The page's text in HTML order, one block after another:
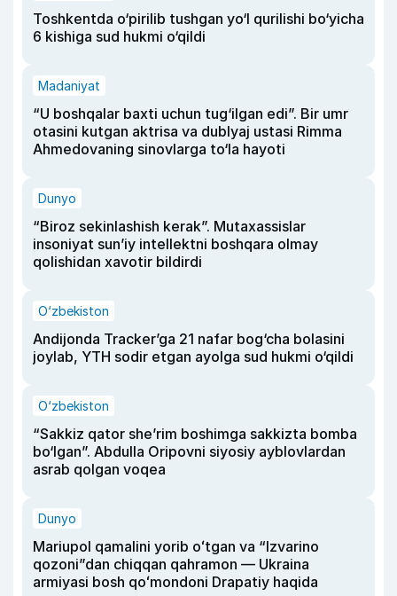
Toshkentda o‘pirilib tushgan yo‘l qurilishi bo‘yicha
6 kishiga sud hukmi o‘qildi
Madaniyat
“U boshqalar baxti uchun tug‘ilgan edi”. Bir umr
otasini kutgan aktrisa va dublyaj ustasi Rimma
Ahmedovaning sinovlarga to‘la hayoti
Dunyo
“Biroz sekinlashish kerak”. Mutaxassislar
insoniyat sun’iy intellektni boshqara olmay
qolishidan xavotir bildirdi
O‘zbekiston
Andijonda Tracker’ga 21 nafar bog‘cha bolasini
joylab, YTH sodir etgan ayolga sud hukmi o‘qildi
O‘zbekiston
“Sakkiz qator she’rim boshimga sakkizta bomba
bo‘lgan”. Abdulla Oripovni siyosiy ayblovlardan
asrab qolgan voqea
Dunyo
Mariupol qamalini yorib oʻtgan va “Izvarino
qozoni”dan chiqqan qahramon — Ukraina
armiyasi bosh qoʻmondoni Drapatiy haqida